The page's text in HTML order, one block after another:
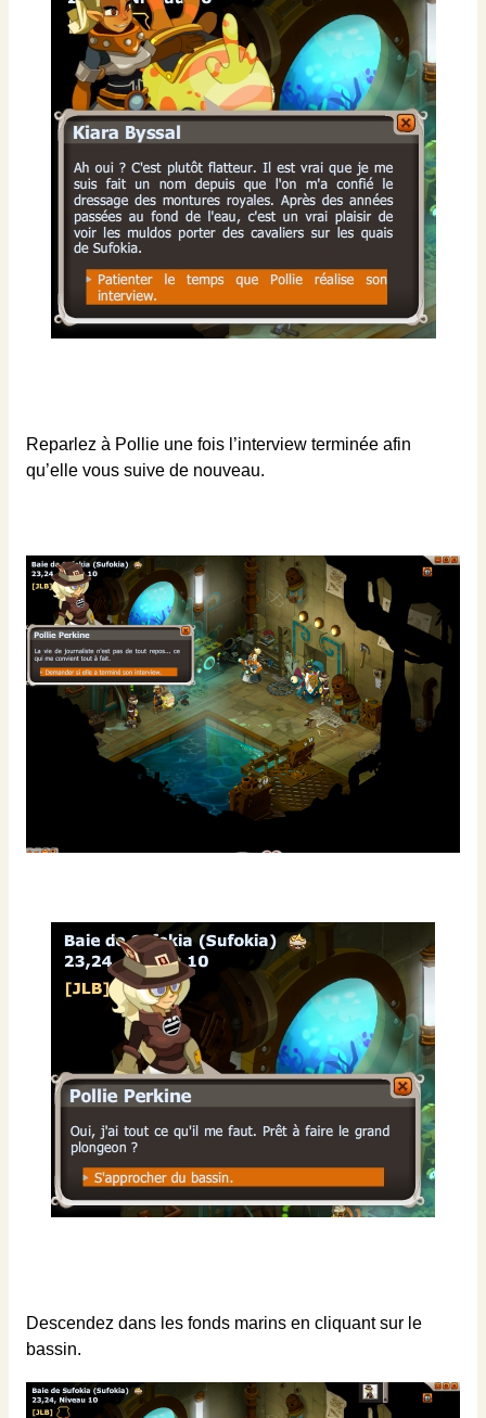
Reparlez à Pollie une fois l’interview terminée afin
qu’elle vous suive de nouveau.
Descendez dans les fonds marins en cliquant sur le
bassin.